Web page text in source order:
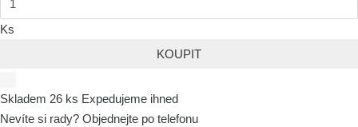
Ks
KOUPIT
Skladem 26 ks Expedujeme ihned
Nevíte si rady? Objednejte po telefonu